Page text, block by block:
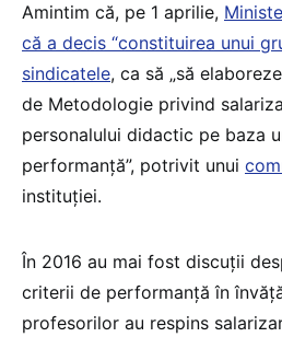
Amintim că, pe 1 aprilie,
că a decis “constituirea unui
sindicatele, ca să „să
de Metodologie privind
personalului didactic pe baza
performanță”, potrivit unui
instituției.
În 2016 au mai fost discuții
criterii de performanță în
profesorilor au respins